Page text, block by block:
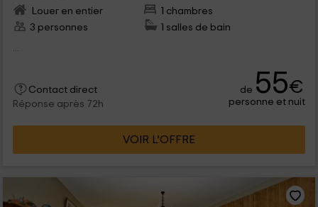
Louer en entier
1 chambres
3 personnes
1 salles de bain
...
Contact direct
Réponse après 72h
de 55€
personne et nuit
VOIR L’OFFRE